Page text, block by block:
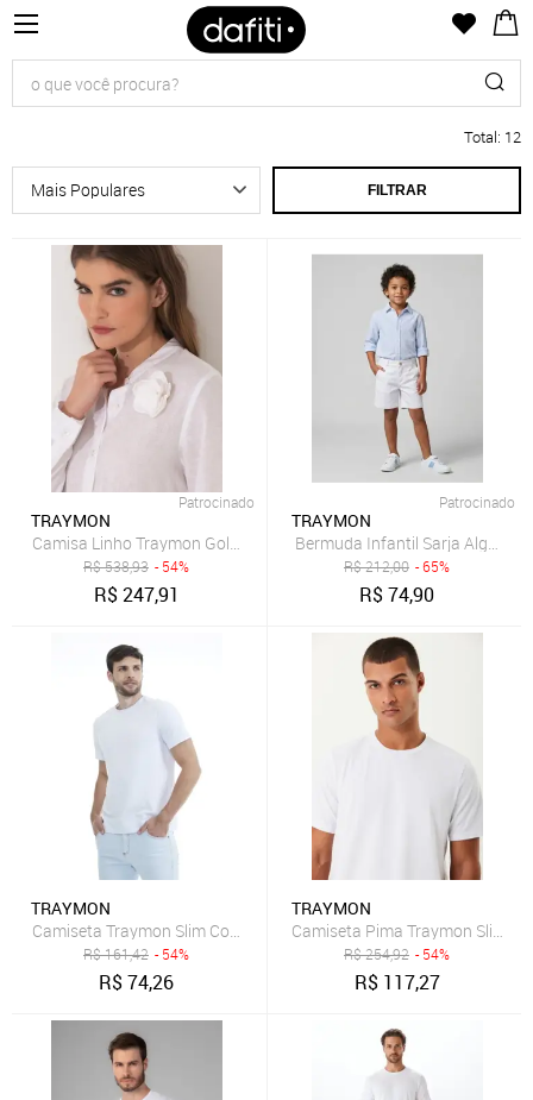
Total: 12
FILTRAR
Patrocinado
TRAYMON
Camisa Linho Traymon Gola Padre Branco
R$538,93 - 54%
R$247,91
Patrocinado
TRAYMON
Bermuda Infantil Sarja Algodão
R$212,00 - 65%
R$74,90
TRAYMON
Camiseta Traymon Slim Com Elastano Branco
R$161,42 - 54%
R$74,26
TRAYMON
Camiseta Pima Traymon Slim
R$254,92 - 54%
R$ 117,27